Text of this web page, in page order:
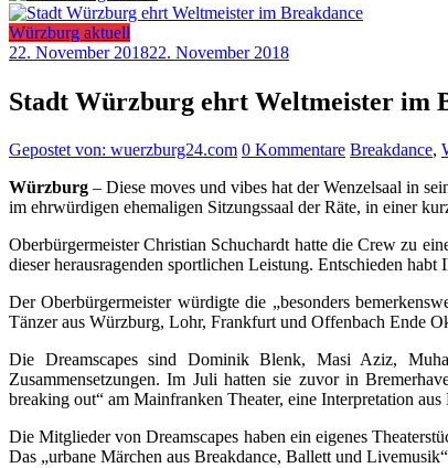
Würzburg aktuell
22. November 201822. November 2018
Stadt Würzburg ehrt Weltmeister im
Gepostet von: wuerzburg24.com 0 Kommentare Breakdance,
Würzburg – Diese moves und vibes hat der Wenzelsaal in
im ehrwürdigen ehemaligen Sitzungssaal der Räte, in einer
Oberbürgermeister Christian Schuchardt hatte die Crew zu
dieser herausragenden sportlichen Leistung. Entschieden
Der Oberbürgermeister würdigte die „besonders
Tänzer aus Würzburg, Lohr, Frankfurt und Offenbach Ende
Die Dreamscapes sind Dominik Blenk, Masi Aziz,
Zusammensetzungen. Im Juli hatten sie zuvor in
breaking out“ am Mainfranken Theater, eine Interpretation
Die Mitglieder von Dreamscapes haben ein eigenes
Das „urbane Märchen aus Breakdance, Ballett und